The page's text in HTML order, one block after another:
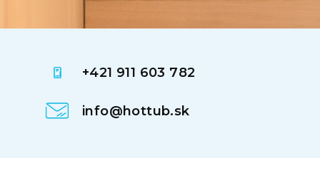
+421 911 603 782
info@hottub.sk